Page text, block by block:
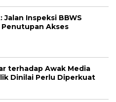
Inspeksi BBWS
Akses
terhadap Awak Media
Dinilai Perlu Diperkuat